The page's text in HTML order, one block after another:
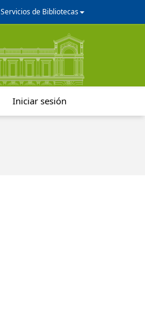
Servicios de Bibliotecas
Iniciar sesión